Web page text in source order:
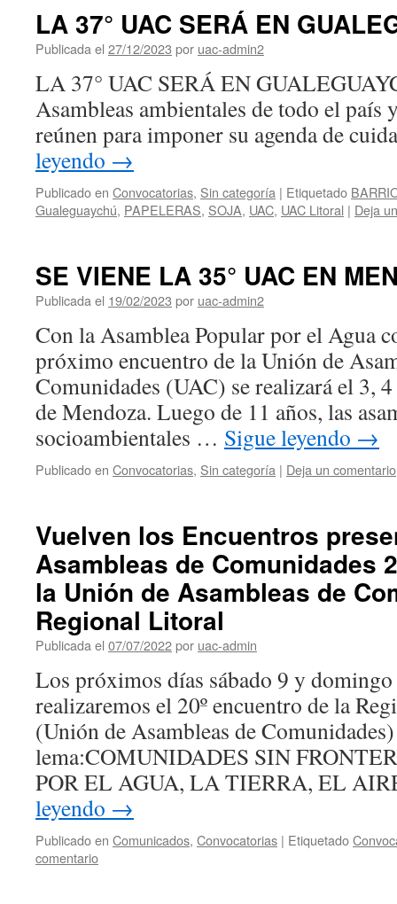
LA 37° UAC SERÁ EN
Publicada el 27/12/2023 por uac-admin2
LA 37° UAC SERÁ EN
Asambleas ambientales de todo el país
reúnen para imponer su agenda de
leyendo →
Publicado en Convocatorias, Sin categoría | Etiquetado
Gualeguaychú, PAPELERAS, SOJA, UAC, UAC Litoral | Deja
SE VIENE LA 35° UAC EN
Publicada el 19/02/2023 por uac-admin2
Con la Asamblea Popular por el Agua
próximo encuentro de la Unión de
Comunidades (UAC) se realizará el 3,
de Mendoza. Luego de 11 años, las
socioambientales … Sigue leyendo →
Publicado en Convocatorias, Sin categoría | Deja un comentario
Vuelven los Encuentros
Asambleas de Comunidades
la Unión de Asambleas de
Regional Litoral
Publicada el 07/07/2022por uac-admin
Los próximos días sábado 9 y
realizaremos el 20º encuentro de la
(Unión de Asambleas de
lema:COMUNIDADES SIN
POR EL AGUA, LA TIERRA, EL
leyendo →
Publicado en Comunicados, Convocatorias | Etiquetado
comentario